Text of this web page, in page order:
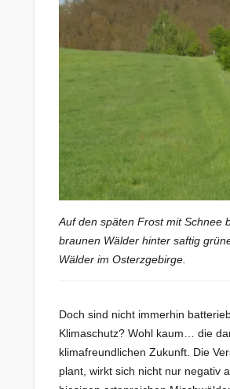
Auf den späten Frost mit Schnee
braunen Wälder hinter saftig
Wälder im Osterzgebirge.
Doch sind nicht immerhin
Klimaschutz? Wohl kaum… die
klimafreundlichen Zukunft. Die
plant, wirkt sich nicht nur negativ